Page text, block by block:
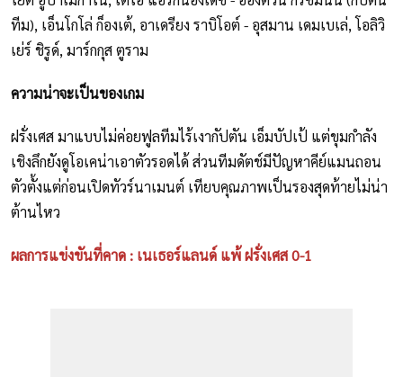
ทีม), เอ็นโกโล่ ก็องเต้, อาเดรียง ราบิโอต์ - อุสมาน เดมเบเล่, โอลิวิ
เย่ร์ ชิรูด์, มาร์กกุส ตูราม
ความน่าจะเป็นของเกม
ฝรั่งเศส มาแบบไม่ค่อยฟูลทีมไร้เงากัปตัน เอ็มบัปเป้ แต่ขุมกำลัง
เชิงลึกยังดูโอเคน่าเอาตัวรอดได้ ส่วนทีมดัตช์มีปัญหาคีย์แมนถอน
ตัวตั้งแต่ก่อนเปิดทัวร์นาเมนต์ เทียบคุณภาพเป็นรองสุดท้ายไม่น่า
ต้านไหว
ผลการแข่งขันที่คาด : เนเธอร์แลนด์ แพ้ ฝรั่งเศส 0-1